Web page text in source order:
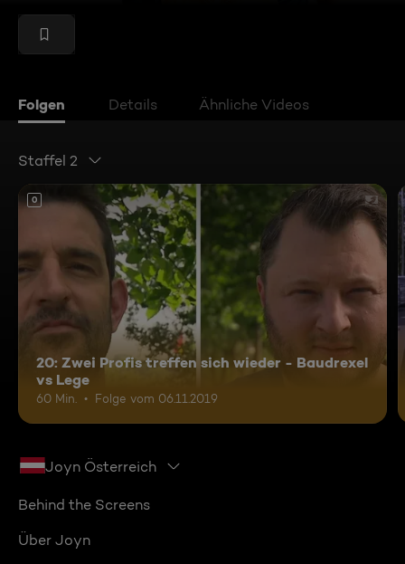
Folgen Details Ähnliche Videos
Staffel 2
0
20: Zwei Profis treffen sich wieder - Baudrexel
vs Lege
60 Min. Folge vom 06.11.2019
Joyn Österreich
Behind the Screens
Über Joyn